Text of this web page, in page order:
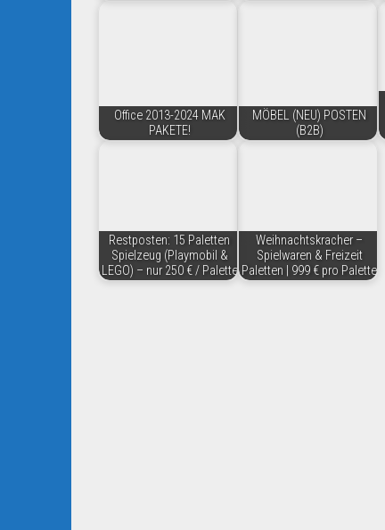
Office 2013-2024 MAK
PAKETE!
MÖBEL (NEU) POSTEN
(B2B)
Restposten: 15 Paletten
Spielzeug (Playmobil &
LEGO) – nur 250 € / Palette
Weihnachtskracher –
Spielwaren & Freizeit
Paletten | 999 € pro Palette